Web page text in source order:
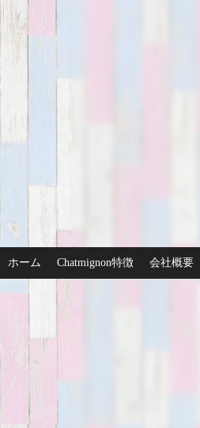
ホーム Chatmignon特徴 会社概要